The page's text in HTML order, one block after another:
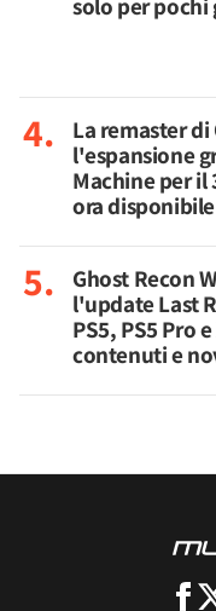
La remaster
l'espansione
Machine per il
ora disponibile
Ghost Recon
l'update Last
PS5, PS5 Pro
contenuti e